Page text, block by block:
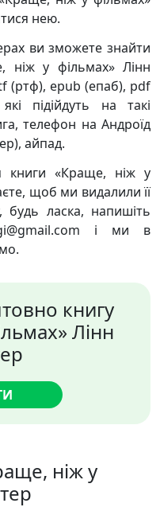
нею.
ви зможете знайти
ніж у фільмах» Лінн
(ртф), epub (епаб), pdf
підійдуть на такі
телефон на Андроїд
айпад.
книги «Краще, ніж у
щоб ми видалили її
ласка, напишіть
і ми в
книгу
Лінн
ніж у